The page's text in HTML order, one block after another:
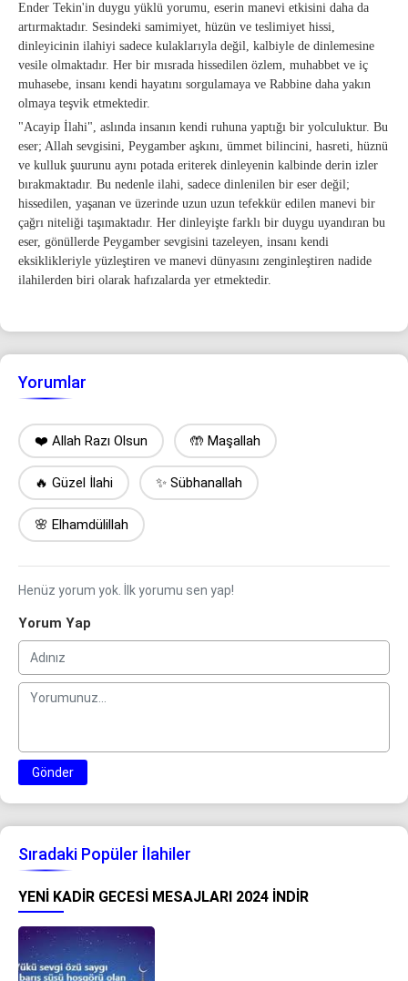
Ender Tekin'in duygu yüklü yorumu, eserin manevi etkisini daha da
artırmaktadır. Sesindeki samimiyet, hüzün ve teslimiyet hissi,
dinleyicinin ilahiyi sadece kulaklarıyla değil, kalbiyle de dinlemesine
vesile olmaktadır. Her bir mısrada hissedilen özlem, muhabbet ve iç
muhasebe, insanı kendi hayatını sorgulamaya ve Rabbine daha yakın
olmaya teşvik etmektedir.
"Acayip İlahi", aslında insanın kendi ruhuna yaptığı bir yolculuktur. Bu
eser; Allah sevgisini, Peygamber aşkını, ümmet bilincini, hasreti, hüznü
ve kulluk şuurunu aynı potada eriterek dinleyenin kalbinde derin izler
bırakmaktadır. Bu nedenle ilahi, sadece dinlenilen bir eser değil;
hissedilen, yaşanan ve üzerinde uzun uzun tefekkür edilen manevi bir
çağrı niteliği taşımaktadır. Her dinleyişte farklı bir duygu uyandıran bu
eser, gönüllerde Peygamber sevgisini tazeleyen, insanı kendi
eksiklikleriyle yüzleştiren ve manevi dünyasını zenginleştiren nadide
ilahilerden biri olarak hafızalarda yer etmektedir.
Yorumlar
❤️ Allah Razı Olsun 🤲 Maşallah
🔥 Güzel İlahi ✨ Sübhanallah
🌸 Elhamdülillah
Henüz yorum yok. İlk yorumu sen yap!
Yorum Yap
Gönder
Sıradaki Popüler İlahiler
YENI KADIR GECESI MESAJLARI 2024 İNDIR